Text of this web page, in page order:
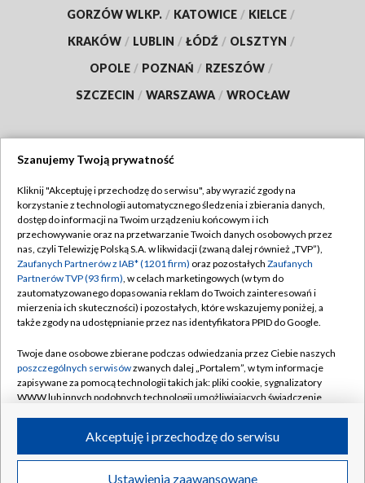
GORZÓW WLKP. / KATOWICE / KIELCE /
KRAKÓW / LUBLIN / ŁÓDŹ / OLSZTYN /
OPOLE / POZNAŃ / RZESZÓW /
SZCZECIN / WARSZAWA / WROCŁAW
TVP
Abonament TVP
Emisja w TVP
Centrum informacji TVP
Naziemna Telewizja Cyfrowa
Rada Programowa
System NOS
Informacje o nadawcy
Program dla prasy
Regulamin TVP
Polityka prywatności
Moje zgody
Pomoc
Kontakt
Kanały
©2026 Telewizja Polska S.A. w likwidacji
Szanujemy Twoją prywatność
Kliknij "Akceptuję i przechodzę do serwisu", aby wyrazić zgody na
korzystanie z technologii automatycznego śledzenia i zbierania danych,
dostęp do informacji na Twoim urządzeniu końcowym i ich
przechowywanie oraz na przetwarzanie Twoich danych osobowych przez
nas, czyli Telewizję Polską S.A. w likwidacji (zwaną dalej również „TVP”),
Zaufanych Partnerów z IAB* (1201 firm) oraz pozostałych Zaufanych
Partnerów TVP (93 firm), w celach marketingowych (w tym do
zautomatyzowanego dopasowania reklam do Twoich zainteresowań i
mierzenia ich skuteczności) i pozostałych, które wskazujemy poniżej, a
także zgody na udostępnianie przez nas identyfikatora PPID do Google.
Twoje dane osobowe zbierane podczas odwiedzania przez Ciebie naszych
poszczególnych serwisówzwanych dalej „Portalem”, w tym informacje
zapisywane za pomocą technologii takich jak: pliki cookie, sygnalizatory
WWW lub innych podobnych technologii umożliwiających świadczenie
ruchu w Internecie.
Twoje dane osobowe zbierane podczas odwiedzania przez Ciebie
Ustawienia zaawansowane
Akceptuję i przechodzę do serwisu